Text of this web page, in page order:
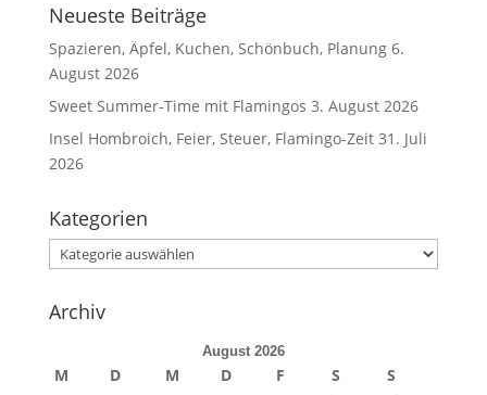
Neueste Beiträge
Spazieren, Äpfel, Kuchen, Schönbuch, Planung 6.
August 2026
Sweet Summer-Time mit Flamingos 3. August 2026
Insel Hombroich, Feier, Steuer, Flamingo-Zeit 31. Juli
2026
Kategorien
Kategorien
Archiv
August 2026
M D M D F S
S